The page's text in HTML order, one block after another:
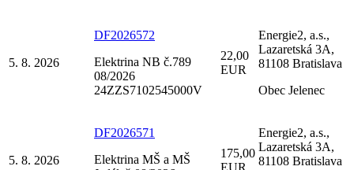
5. 8. 2026
DF2026572
Elektrina NB č.789
08/2026
24ZZS7102545000V
22,00
EUR
Energie2, a.s.,
Lazaretská 3A,
81108 Bratislava
Obec Jelenec
5. 8. 2026
DF2026571
Elektrina MŠ a MŠ
175,00
EUR
Energie2, a.s.,
Lazaretská 3A,
81108 Bratislava